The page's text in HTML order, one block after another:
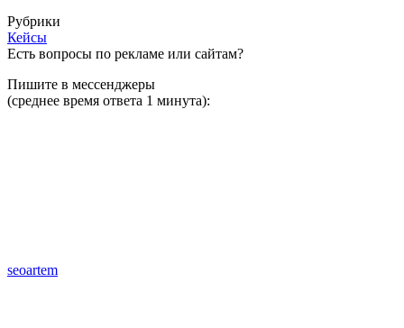
Рубрики
Кейсы
Есть вопросы по рекламе или сайтам?
Пишите в мессенджеры
(среднее время ответа 1 минута):
seoartem